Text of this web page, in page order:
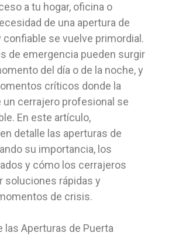
a tu hogar, oficina o
de una apertura de
confiable se vuelve primordial.
de emergencia pueden surgir
del día o de la noche, y
críticos donde la
un cerrajero profesional se
En este artículo,
detalle las aperturas de
su importancia, los
y cómo los cerrajeros
soluciones rápidas y
de crisis.
las Aperturas de Puerta